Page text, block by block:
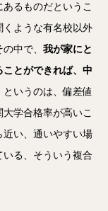
るものだというこ
くような有名校以外
中で、 我が家にと
とができれば、中
いうのは、偏差値
学合格率が高いこ
近い、通いやすい場
る、そういう複合